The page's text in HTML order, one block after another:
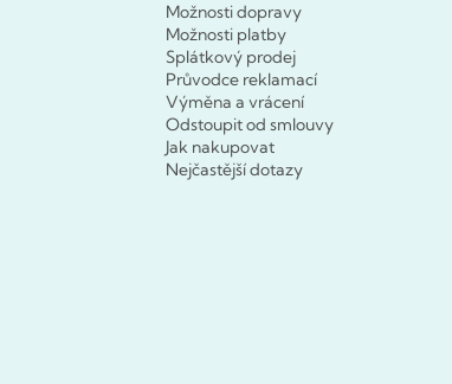
Možnosti dopravy
Možnosti platby
Splátkový prodej
Průvodce reklamací
Výměna a vrácení
Odstoupit od smlouvy
Jak nakupovat
Nejčastější dotazy